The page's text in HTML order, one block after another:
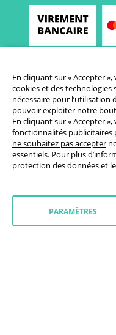
Déclaration
En cliquant sur « Accepter
cookies et des technologies
nécessaire pour
pouvoir exploiter notre
En cliquant sur « Accepter
fonctionnalités publicitaires
ne souhaitez pas accepter
essentiels. Pour plus
protection des donnéeset
PARAMÈTRES